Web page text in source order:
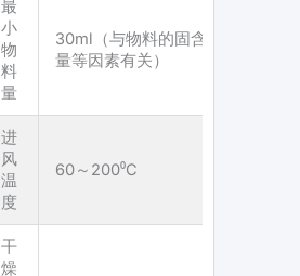
最
小
物
料
量
30ml（与物料的固含
量等因素有关）
进
风
温
度
60～200⁰C
干
燥